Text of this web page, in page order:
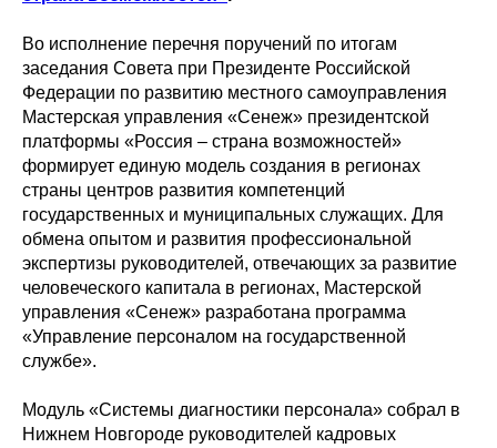
Во исполнение перечня поручений по итогам
заседания Совета при Президенте Российской
Федерации по развитию местного самоуправления
Мастерская управления «Сенеж» президентской
платформы «Россия – страна возможностей»
формирует единую модель создания в регионах
страны центров развития компетенций
государственных и муниципальных служащих. Для
обмена опытом и развития профессиональной
экспертизы руководителей, отвечающих за развитие
человеческого капитала в регионах, Мастерской
управления «Сенеж» разработана программа
«Управление персоналом на государственной
службе».
Модуль «Системы диагностики персонала» собрал в
Нижнем Новгороде руководителей кадровых